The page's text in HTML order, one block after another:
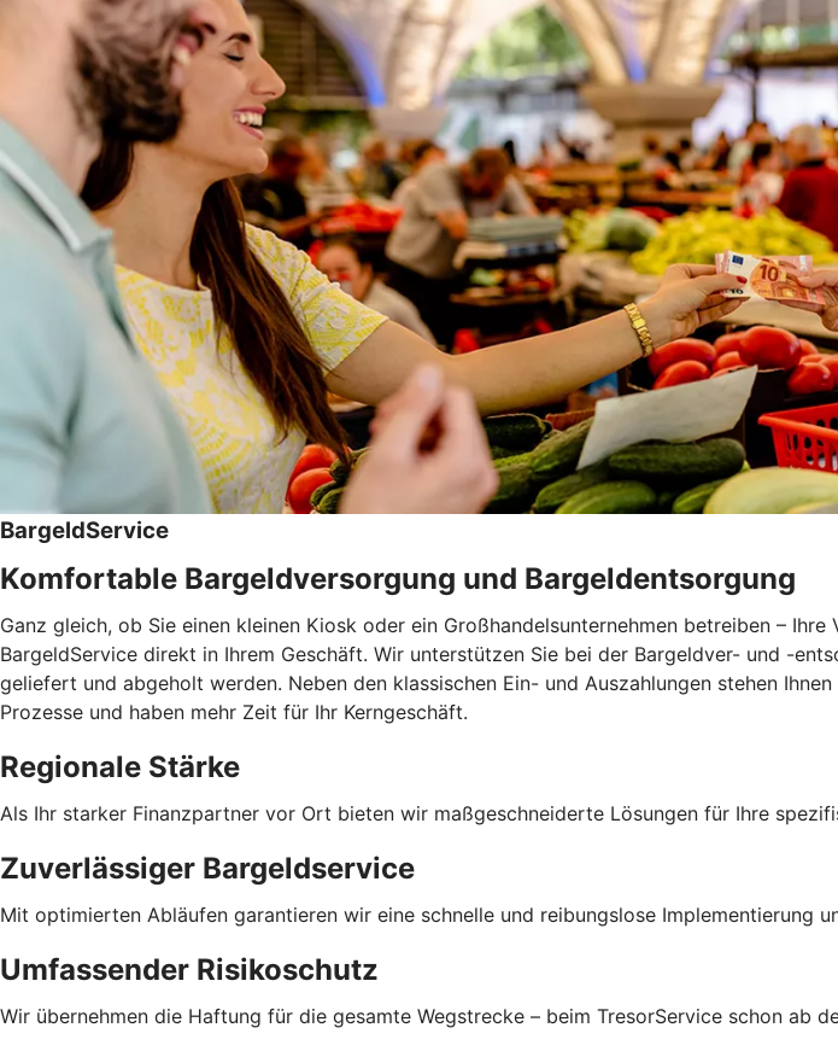
BargeldService
Komfortable Bargeldversorgung und Bargeldentsorgung
Ganz gleich, ob Sie einen kleinen Kiosk oder ein Großhandelsunternehmen betreiben –
BargeldService direkt in Ihrem Geschäft. Wir unterstützen Sie bei der Bargeldver- und -
geliefert und abgeholt werden. Neben den klassischen Ein- und Auszahlungen stehen
Prozesse und haben mehr Zeit für Ihr Kerngeschäft.
Regionale Stärke
Als Ihr starker Finanzpartner vor Ort bieten wir maßgeschneiderte Lösungen für Ihre
Zuverlässiger Bargeldservice
Mit optimierten Abläufen garantieren wir eine schnelle und reibungslose Implementierung
Umfassender Risikoschutz
Wir übernehmen die Haftung für die gesamte Wegstrecke – beim TresorService schon ab